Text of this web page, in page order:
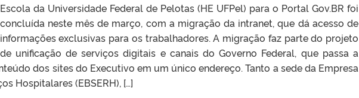
Escola da Universidade Federal de Pelotas (HE UFPel) para o Portal Gov.BR foi
concluída neste mês de março, com a migração da intranet, que dá acesso de
informações exclusivas para os trabalhadores. A migração faz parte do projeto
de unificação de serviços digitais e canais do Governo Federal, que passa a
dos sites do Executivo em um único endereço. Tanto a sede da Empresa
Hospitalares (EBSERH), […]